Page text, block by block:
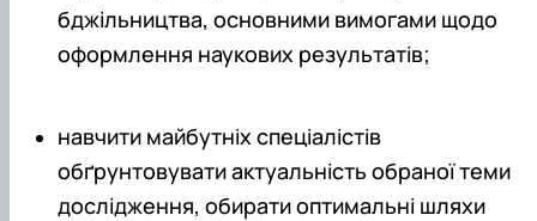
бджільництва, основними вимогами щодо
оформлення наукових результатів;
навчити майбутніх спеціалістів
обґрунтовувати актуальність обраної теми
дослідження, обирати оптимальні шляхи